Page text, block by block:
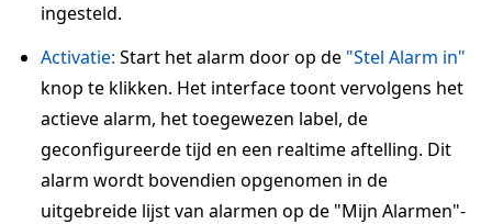
ingesteld.
Activatie: Start het alarm door op de "Stel Alarm in"
knop te klikken. Het interface toont vervolgens het
actieve alarm, het toegewezen label, de
geconfigureerde tijd en een realtime aftelling. Dit
alarm wordt bovendien opgenomen in de
uitgebreide lijst van alarmen op de "Mijn Alarmen"-